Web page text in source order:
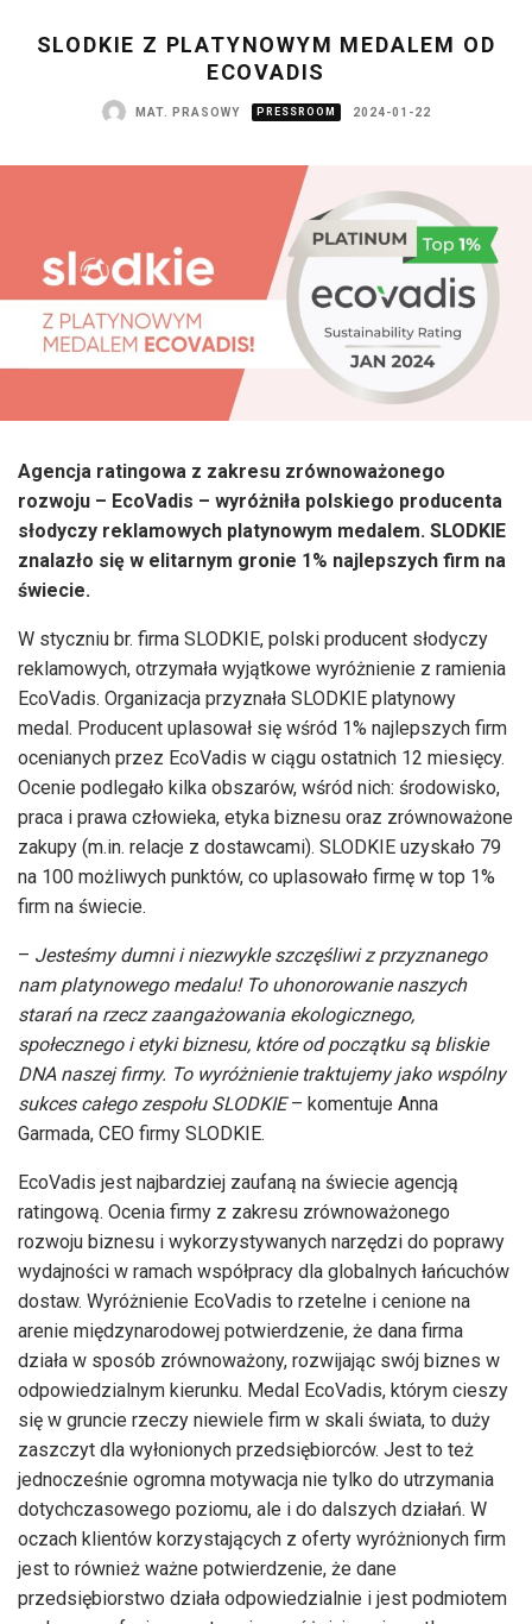
SLODKIE Z PLATYNOWYM MEDALEM OD
ECOVADIS
MAT. PRASOWY PRESSROOM 2024-01-22
Agencja ratingowa z zakresu zrównoważonego
rozwoju – EcoVadis – wyróżniła polskiego producenta
słodyczy reklamowych platynowym medalem. SLODKIE
znalazło się w elitarnym gronie 1% najlepszych firm na
świecie.
W styczniu br. firma SLODKIE, polski producent słodyczy
reklamowych, otrzymała wyjątkowe wyróżnienie z ramienia
EcoVadis. Organizacja przyznała SLODKIE platynowy
medal. Producent uplasował się wśród 1% najlepszych firm
ocenianych przez EcoVadis w ciągu ostatnich 12 miesięcy.
Ocenie podlegało kilka obszarów, wśród nich: środowisko,
praca i prawa człowieka, etyka biznesu oraz zrównoważone
zakupy (m.in. relacje z dostawcami). SLODKIE uzyskało 79
na 100 możliwych punktów, co uplasowało firmę w top 1%
firm na świecie.
– Jesteśmy dumni i niezwykle szczęśliwi z przyznanego
nam platynowego medalu! To uhonorowanie naszych
starań na rzecz zaangażowania ekologicznego,
społecznego i etyki biznesu, które od początku są bliskie
DNA naszej firmy. To wyróżnienie traktujemy jako wspólny
sukces całego zespołu SLODKIE– komentuje Anna
Garmada, CEO firmy SLODKIE.
EcoVadis jest najbardziej zaufaną na świecie agencją
ratingową. Ocenia firmy z zakresu zrównoważonego
rozwoju biznesu i wykorzystywanych narzędzi do poprawy
wydajności w ramach współpracy dla globalnych łańcuchów
dostaw. Wyróżnienie EcoVadis to rzetelne i cenione na
arenie międzynarodowej potwierdzenie, że dana firma
działa w sposób zrównoważony, rozwijając swój biznes w
odpowiedzialnym kierunku. Medal EcoVadis, którym cieszy
się w gruncie rzeczy niewiele firm w skali świata, to duży
zaszczyt dla wyłonionych przedsiębiorców. Jest to też
jednocześnie ogromna motywacja nie tylko do utrzymania
dotychczasowego poziomu, ale i do dalszych działań. W
oczach klientów korzystających z oferty wyróżnionych firm
jest to również ważne potwierdzenie, że dane
przedsiębiorstwo działa odpowiedzialnie i jest podmiotem